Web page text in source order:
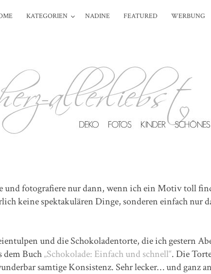
KATEGORIEN NADINE FEATURED WERBUNG
und fotografiere nur dann, wenn ich ein Motiv toll
keine spektakulären Dinge, sonderen einfach nur
und die Schokoladentorte, die ich gestern
dem Buch„Schokolade: Einfach und schnell“. Die
samtige Konsistenz. Sehr lecker… und ganz